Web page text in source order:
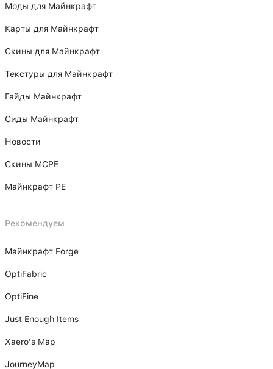
Моды для Майнкрафт
Карты для Майнкрафт
Скины для Майнкрафт
Текстуры для Майнкрафт
Гайды Майнкрафт
Сиды Майнкрафт
Новости
Скины MCPE
Майнкрафт PE
Рекомендуем
Майнкрафт Forge
OptiFabric
OptiFine
Just Enough Items
Xаero's Mаp
JourneyMap